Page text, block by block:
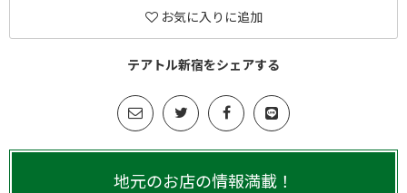
お気に入りに追加
テアトル新宿をシェアする
地元のお店の情報満載！